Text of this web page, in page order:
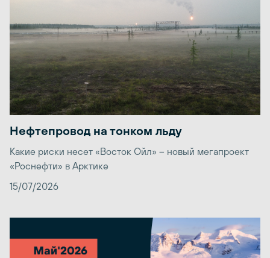
Нефтепровод на тонком льду
Какие риски несет «Восток Ойл» – новый мегапроект
«Роснефти» в Арктике
15/07/2026